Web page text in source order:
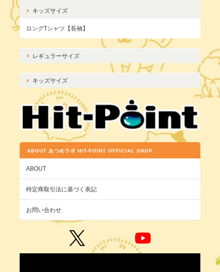
キッズサイズ
ロングTシャツ【長袖】
レギュラーサイズ
キッズサイズ
ABOUT あつめラボ HIT-POINT OFFICIAL SHOP
ABOUT
特定商取引法に基づく表記
お問い合わせ